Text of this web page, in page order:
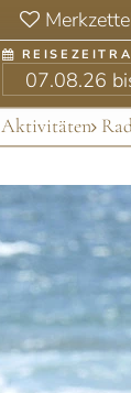
Aktivitäten